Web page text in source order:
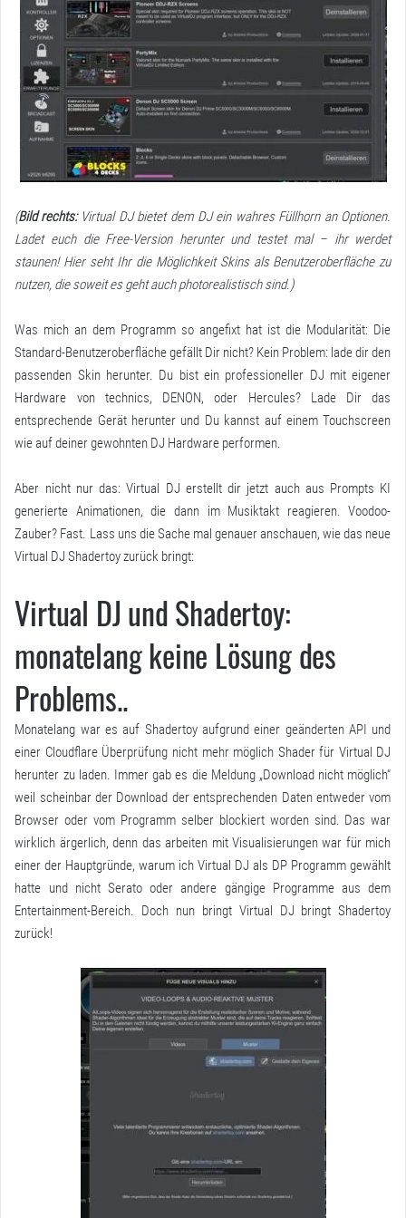
(Bild rechts: Virtual DJ bietet dem DJ ein wahres Füllhorn an Optionen.
Ladet euch die Free-Version herunter und testet mal – ihr werdet
staunen! Hier seht Ihr die Möglichkeit Skins als Benutzeroberfläche zu
nutzen, die soweit es geht auch photorealistisch sind.)
Was mich an dem Programm so angefixt hat ist die Modularität: Die
Standard-Benutzeroberfläche gefällt Dir nicht? Kein Problem: lade dir den
passenden Skin herunter. Du bist ein professioneller DJ mit eigener
Hardware von technics, DENON, oder Hercules? Lade Dir das
entsprechende Gerät herunter und Du kannst auf einem Touchscreen
wie auf deiner gewohnten DJ Hardware performen.
Aber nicht nur das: Virtual DJ erstellt dir jetzt auch aus Prompts KI
generierte Animationen, die dann im Musiktakt reagieren. Voodoo-
Zauber? Fast. Lass uns die Sache mal genauer anschauen, wie das neue
Virtual DJ Shadertoy zurück bringt:
Virtual DJ und Shadertoy:
monatelang keine Lösung des
Problems..
Monatelang war es auf Shadertoy aufgrund einer geänderten API und
einer Cloudflare Überprüfung nicht mehr möglich Shader für Virtual DJ
herunter zu laden. Immer gab es die Meldung „Download nicht möglich“
weil scheinbar der Download der entsprechenden Daten entweder vom
Browser oder vom Programm selber blockiert worden sind. Das war
wirklich ärgerlich, denn das arbeiten mit Visualisierungen war für mich
einer der Hauptgründe, warum ich Virtual DJ als DP Programm gewählt
hatte und nicht Serato oder andere gängige Programme aus dem
Entertainment-Bereich. Doch nun bringt Virtual DJ bringt Shadertoy
zurück!